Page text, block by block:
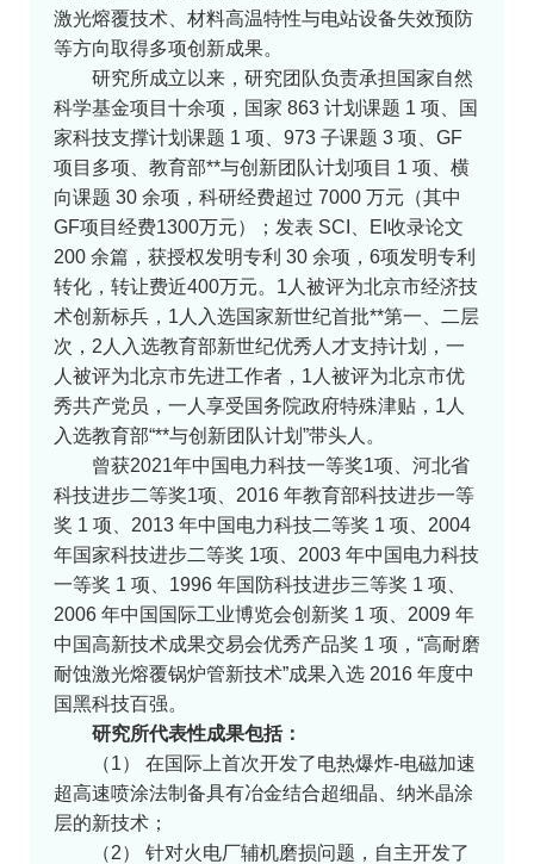
激光熔覆技术、材料高温特性与电站设备失效预防
等方向取得多项创新成果。
研究所成立以来，研究团队负责承担国家自然
科学基金项目十余项，国家 863 计划课题 1 项、国
家科技支撑计划课题 1 项、973 子课题 3 项、GF
项目多项、教育部**与创新团队计划项目 1 项、横
向课题 30 余项，科研经费超过 7000 万元（其中
GF项目经费1300万元）；发表 SCI、EI收录论文
200 余篇，获授权发明专利 30 余项，6项发明专利
转化，转让费近400万元。1人被评为北京市经济技
术创新标兵，1人入选国家新世纪首批**第一、二层
次，2人入选教育部新世纪优秀人才支持计划，一
人被评为北京市先进工作者，1人被评为北京市优
秀共产党员，一人享受国务院政府特殊津贴，1人
入选教育部“**与创新团队计划”带头人。
曾获2021年中国电力科技一等奖1项、河北省
科技进步二等奖1项、2016 年教育部科技进步一等
奖 1 项、2013 年中国电力科技二等奖 1 项、2004
年国家科技进步二等奖 1项、2003 年中国电力科技
一等奖 1 项、1996 年国防科技进步三等奖 1 项、
2006 年中国国际工业博览会创新奖 1 项、2009 年
中国高新技术成果交易会优秀产品奖 1 项，“高耐磨
耐蚀激光熔覆锅炉管新技术”成果入选 2016 年度中
国黑科技百强。
研究所代表性成果包括：
（1） 在国际上首次开发了电热爆炸-电磁加速
超高速喷涂法制备具有冶金结合超细晶、纳米晶涂
层的新技术；
（2） 针对火电厂辅机磨损问题，自主开发了